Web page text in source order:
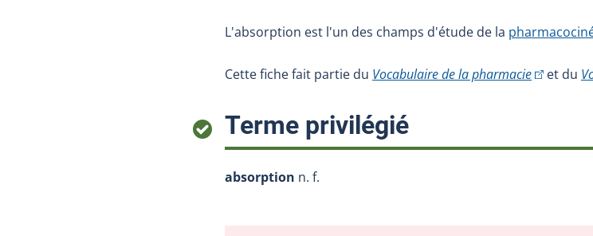
L'absorption est l'un des champs d'étude de la
Cette fiche fait partie du Vocabulaire de la pharmacie(Cetet du
Terme privilégié:
absorption n. f.